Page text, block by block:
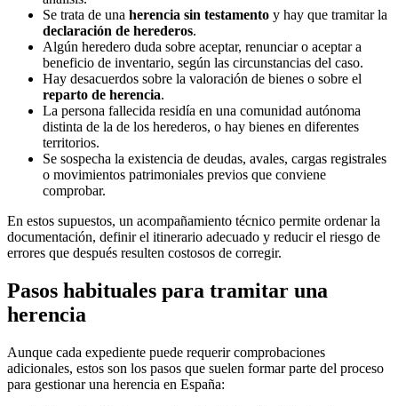
Se trata de una herencia sin testamento y hay que tramitar la
declaración de herederos.
Algún heredero duda sobre aceptar, renunciar o aceptar a
beneficio de inventario, según las circunstancias del caso.
Hay desacuerdos sobre la valoración de bienes o sobre el
reparto de herencia.
La persona fallecida residía en una comunidad autónoma
distinta de la de los herederos, o hay bienes en diferentes
territorios.
Se sospecha la existencia de deudas, avales, cargas registrales
o movimientos patrimoniales previos que conviene
comprobar.
En estos supuestos, un acompañamiento técnico permite ordenar la
documentación, definir el itinerario adecuado y reducir el riesgo de
errores que después resulten costosos de corregir.
Pasos habituales para tramitar una
herencia
Aunque cada expediente puede requerir comprobaciones
adicionales, estos son los pasos que suelen formar parte del proceso
para gestionar una herencia en España: